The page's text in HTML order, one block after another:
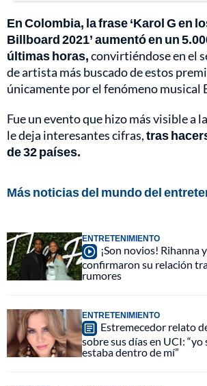
En Colombia, la frase ‘Karol G en
Billboard 2021’ aumentó en un
últimas horas,convirtiéndose en el
de artista más buscado de estos
únicamente por el fenómeno musical
Fue un evento que hizo más visible a
le deja interesantes cifras,tras
de 32 países.
Más noticias del mundo del
ENTRETENIMIENTO
¡Son novios! Rihanna
confirmaron su relación
rumores
ENTRETENIMIENTO
Estremecedor relato
sobre sus días en UCI:
estaba dentro de mí”